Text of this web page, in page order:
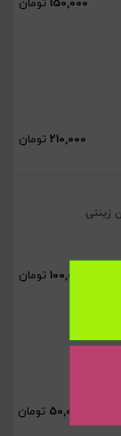
210,000تومان
زینتی
100,000تومان
50,000 تومان